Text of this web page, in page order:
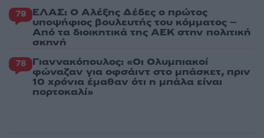
79 ΕΛΑΣ: Ο Αλέξης Δέδες ο πρώτος
υποψήφιος βουλευτής του κόμματος –
Από τα διοικητικά της ΑΕΚ στην πολιτική
σκηνή
78 Γιαννακόπουλος: «Οι Ολυμπιακοί
φώναζαν για οφσάιντ στο μπάσκετ, πριν
10 χρόνια έμαθαν ότι η μπάλα είναι
πορτοκαλί»